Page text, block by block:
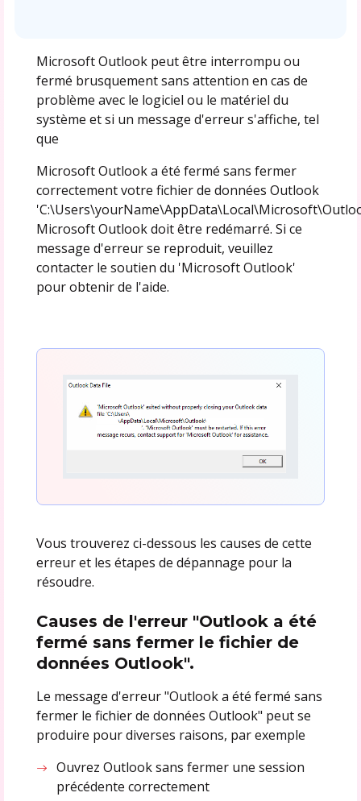
Microsoft Outlook peut être interrompu ou
fermé brusquement sans attention en cas de
problème avec le logiciel ou le matériel du
système et si un message d'erreur s'affiche, tel
que
Microsoft Outlook a été fermé sans fermer
correctement votre fichier de données Outlook
Microsoft Outlook doit être redémarré. Si ce
message d'erreur se reproduit, veuillez
contacter le soutien du 'Microsoft Outlook'
pour obtenir de l'aide.
Vous trouverez ci-dessous les causes de cette
erreur et les étapes de dépannage pour la
résoudre.
Causes de l'erreur "Outlook a été
fermé sans fermer le fichier de
données Outlook".
Le message d'erreur "Outlook a été fermé sans
fermer le fichier de données Outlook" peut se
produire pour diverses raisons, par exemple
Ouvrez Outlook sans fermer une session
précédente correctement